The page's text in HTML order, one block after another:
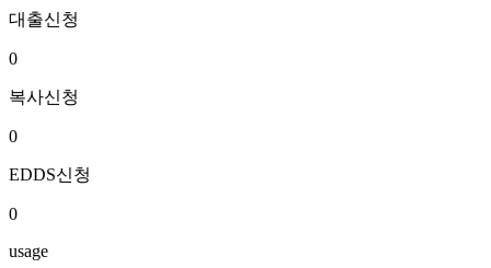
대출신청
0
복사신청
0
EDDS신청
0
usage